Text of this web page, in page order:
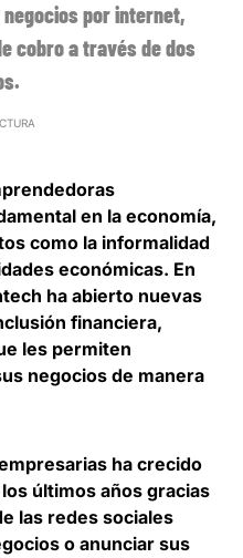
por internet,
cobro a través de dos
en la economía,
como la informalidad
económicas. En
ha abierto nuevas
financiera,
les permiten
negocios de manera
ha crecido
últimos años gracias
las redes sociales
o anunciar sus